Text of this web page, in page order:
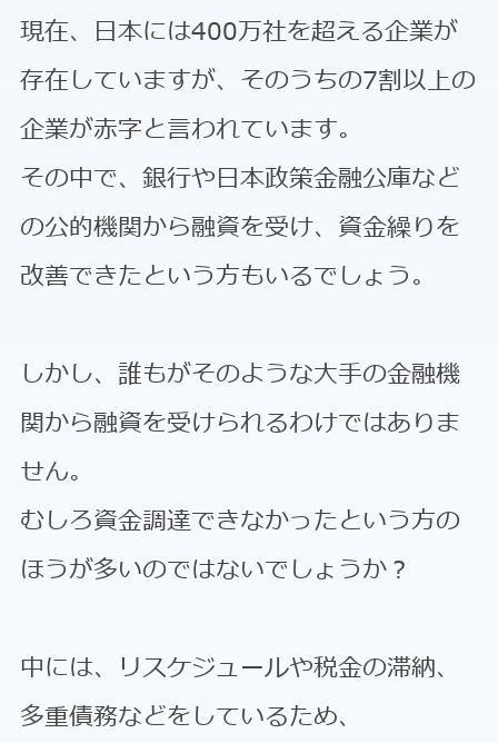
現在、日本には400万社を超える企業が
存在していますが、そのうちの7割以上の
企業が赤字と言われています。
その中で、銀行や日本政策金融公庫など
の公的機関から融資を受け、資金繰りを
改善できたという方もいるでしょう。
しかし、誰もがそのような大手の金融機
関から融資を受けられるわけではありま
せん。
むしろ資金調達できなかったという方の
ほうが多いのではないでしょうか？
中には、リスケジュールや税金の滞納、
多重債務などをしているため、